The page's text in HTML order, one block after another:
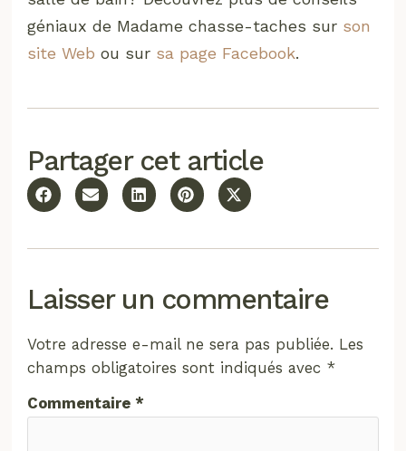
géniaux de Madame chasse-taches sur son
site Web ou sur sa page Facebook.
Partager cet article
Laisser un commentaire
Votre adresse e-mail ne sera pas publiée. Les
champs obligatoires sont indiqués avec *
Commentaire*